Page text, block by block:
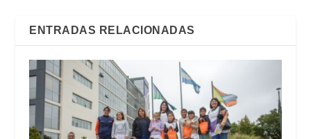
ENTRADAS RELACIONADAS